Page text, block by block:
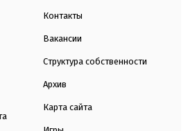
Контакты
Вакансии
Структура собственности
Архив
Карта сайта